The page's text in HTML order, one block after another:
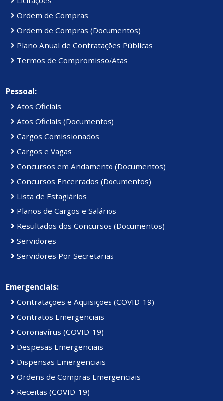
Ordem de Compras
Ordem de Compras (Documentos)
Plano Anual de Contratações Públicas
Termos de Compromisso/Atas
Pessoal:
Atos Oficiais
Atos Oficiais (Documentos)
Cargos Comissionados
Cargos e Vagas
Concursos em Andamento (Documentos)
Concursos Encerrados (Documentos)
Lista de Estagiários
Planos de Cargos e Salários
Resultados dos Concursos (Documentos)
Servidores
Servidores Por Secretarias
Emergenciais:
Contratações e Aquisições (COVID-19)
Contratos Emergenciais
Coronavírus (COVID-19)
Despesas Emergenciais
Dispensas Emergenciais
Ordens de Compras Emergenciais
Receitas (COVID-19)